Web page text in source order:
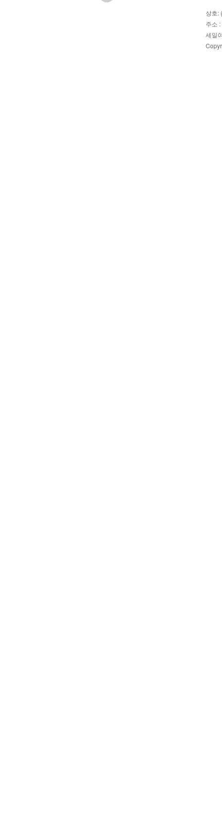
상호:
주소
세일